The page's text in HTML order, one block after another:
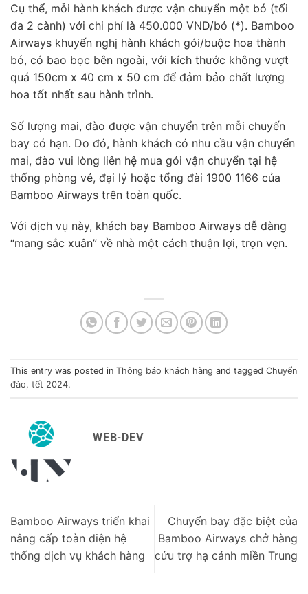
Cụ thể, mỗi hành khách được vận chuyển một bó (tối
đa 2 cành) với chi phí là 450.000 VND/bó (*). Bamboo
Airways khuyến nghị hành khách gói/buộc hoa thành
bó, có bao bọc bên ngoài, với kích thước không vượt
quá 150cm x 40 cm x 50 cm để đảm bảo chất lượng
hoa tốt nhất sau hành trình.
Số lượng mai, đào được vận chuyển trên mỗi chuyến
bay có hạn. Do đó, hành khách có nhu cầu vận chuyển
mai, đào vui lòng liên hệ mua gói vận chuyển tại hệ
thống phòng vé, đại lý hoặc tổng đài 1900 1166 của
Bamboo Airways trên toàn quốc.
Với dịch vụ này, khách bay Bamboo Airways dễ dàng
“mang sắc xuân” về nhà một cách thuận lợi, trọn vẹn.
This entry was posted in Thông báo khách hàng and tagged Chuyển
đào, tết 2024.
WEB-DEV
Bamboo Airways triển khai
nâng cấp toàn diện hệ
thống dịch vụ khách hàng
Chuyến bay đặc biệt của
Bamboo Airways chở hàng
cứu trợ hạ cánh miền Trung